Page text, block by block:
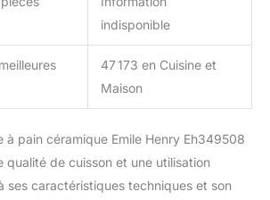
indisponible
47 173 en Cuisine et
Maison
à pain céramique Emile Henry Eh349508
qualité de cuisson et une utilisation
ses caractéristiques techniques et son